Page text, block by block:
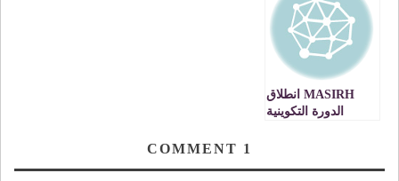
MASIRH انطلاق
الدورة التكوينية
1